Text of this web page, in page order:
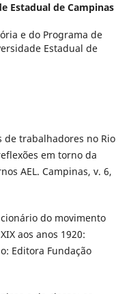
Estadual de Campinas
e do Programa de
Estadual de
de trabalhadores no Rio
em torno da
AEL. Campinas, v. 6,
do movimento
aos anos 1920:
Editora Fundação